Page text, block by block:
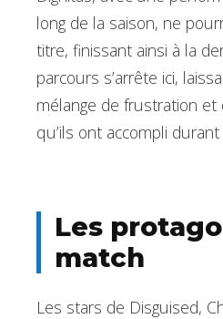
long de la saison, ne
titre, finissant ainsi à la
parcours s’arrête ici,
mélange de frustration
qu’ils ont accompli
Les
match
Les stars de Disguised,